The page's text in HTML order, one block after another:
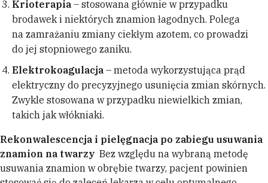
Krioterapia – stosowana głównie w przypadku
brodawek i niektórych znamion łagodnych. Polega
na zamrażaniu zmiany ciekłym azotem, co prowadzi
do jej stopniowego zaniku.
Elektrokoagulacja – metoda wykorzystująca prąd
elektryczny do precyzyjnego usunięcia zmian skórnych.
Zwykle stosowana w przypadku niewielkich zmian,
takich jak włókniaki.
Rekonwalescencja i pielęgnacja po zabiegu usuwania
znamion na twarzy Bez względu na wybraną metodę
usuwania znamion w obrębie twarzy, pacjent powinien